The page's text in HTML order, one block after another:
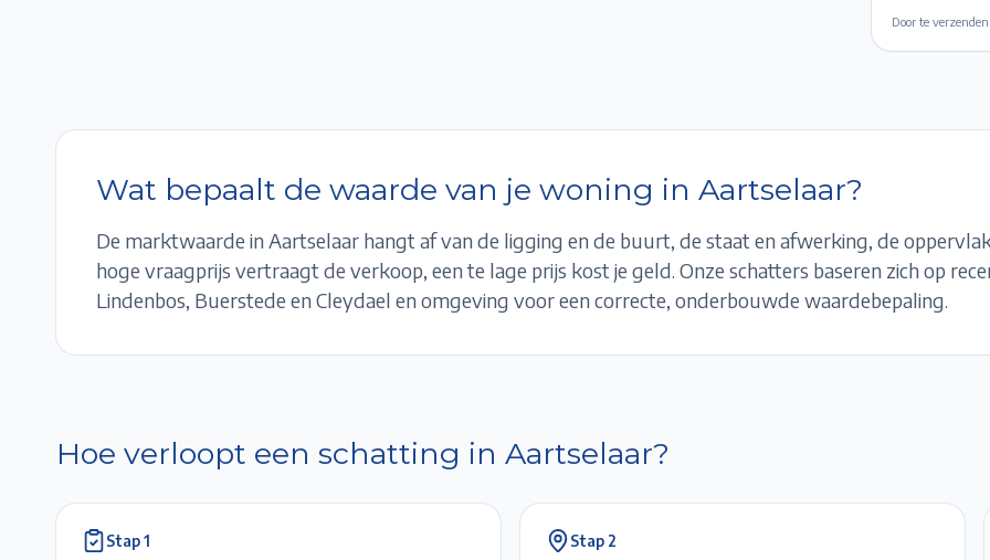
Door te
Wat bepaalt de waarde van je woning in Aartselaar?
De marktwaarde inAartselaar hangt af van de ligging en de buurt, de staat en afwerking, de
hoge vraagprijs vertraagt de verkoop, een te lage prijs kost je geld. Onze schatters baseren zich op
Lindenbos, Buerstede en Cleydael en omgeving voor een correcte, onderbouwde waardebepaling.
Hoe verloopt een schatting in Aartselaar?
Stap1 Stap 2